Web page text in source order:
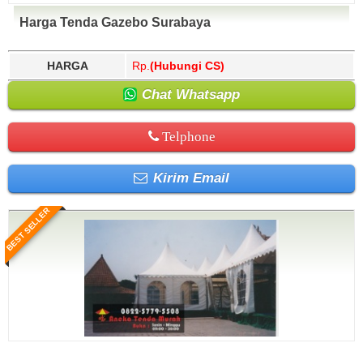
Harga Tenda Gazebo Surabaya
HARGA Rp. (Hubungi CS)
Chat Whatsapp
Telphone
Kirim Email
BEST SELLER